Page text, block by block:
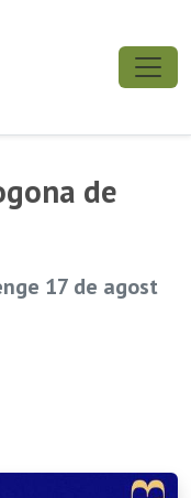
de
17 de agost